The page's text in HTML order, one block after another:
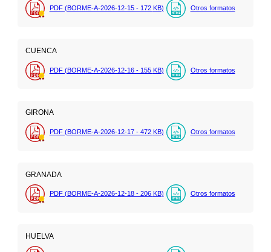
PDF (BORME-A-2026-12-15 - 172 KB) Otros formatos
CUENCA
PDF (BORME-A-2026-12-16 - 155 KB) Otros formatos
GIRONA
PDF (BORME-A-2026-12-17 - 472 KB) Otros formatos
GRANADA
PDF (BORME-A-2026-12-18 - 206 KB) Otros formatos
HUELVA